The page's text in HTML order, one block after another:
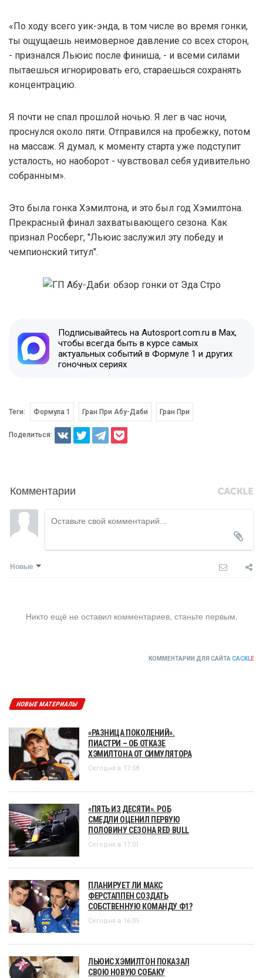
«По ходу всего уик-энда, в том числе во время гонки,
ты ощущаешь неимоверное давление со всех сторон,
- признался Льюис после финиша, - и всеми силами
пытаешься игнорировать его, стараешься сохранять
концентрацию.
Я почти не спал прошлой ночью. Я лег в час ночи,
проснулся около пяти. Отправился на пробежку, потом
на массаж. Я думал, к моменту старта уже подступит
усталость, но наоборот - чувствовал себя удивительно
собранным».
Это была гонка Хэмилтона, и это был год Хэмилтона.
Прекрасный финал захватывающего сезона. Как
признал Росберг, "Льюис заслужил эту победу и
чемпионский титул".
Подписывайтесь на Autosport.com.ru в Max,
чтобы всегда быть в курсе самых
актуальных событий в Формуле 1 и других
гоночных сериях
Теги: Формула 1 Гран При Абу-Даби Гран При
Поделиться:
Комментарии
Новые
Никто ещё не оставил комментариев, станьте первым.
КОММЕНТАРИИ ДЛЯ САЙТА CACKLE
НОВЫЕ МАТЕРИАЛЫ
«РАЗНИЦА ПОКОЛЕНИЙ».
ПИАСТРИ – ОБ ОТКАЗЕ
ХЭМИЛТОНА ОТ СИМУЛЯТОРА
Сегодня в 17:58
«ПЯТЬ ИЗ ДЕСЯТИ». РОБ
СМЕДЛИ ОЦЕНИЛ ПЕРВУЮ
ПОЛОВИНУ СЕЗОНА RED BULL
Сегодня в 17:01
ПЛАНИРУЕТ ЛИ МАКС
ФЕРСТАППЕН СОЗДАТЬ
СОБСТВЕННУЮ КОМАНДУ Ф1?
Сегодня в 16:05
ЛЬЮИС ХЭМИЛТОН ПОКАЗАЛ
СВОЮ НОВУЮ СОБАКУ